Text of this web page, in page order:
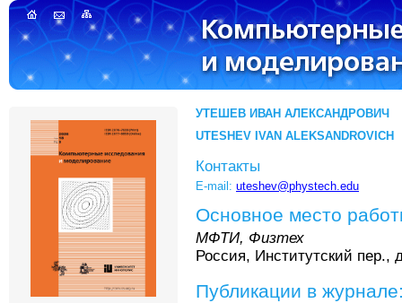
УТЕШЕВ ИВАН АЛЕКСАНДРОВИЧ
UTESHEV IVAN ALEKSANDROVICH
Контакты
E-mail: uteshev@phystech.edu
Основное место
МФТИ, Физтех
Россия, Институтский пер.,
Публикации в